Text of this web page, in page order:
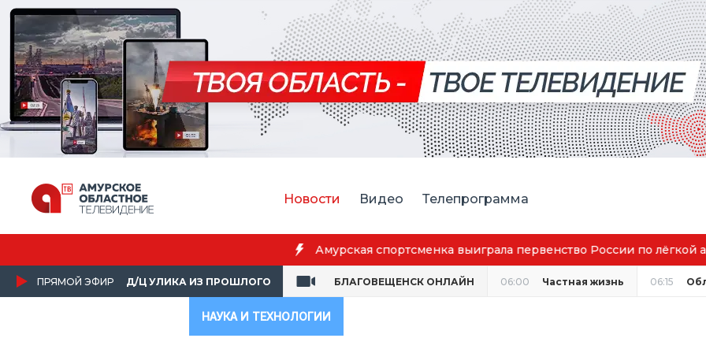
Новости Видео Телепрограмма
Благовещенск вошёл в число городов с наилучшим
ПРЯМОЙ ЭФИР Д/Ц УЛИКА ИЗ ПРОШЛОГО БЛАГОВЕЩЕНСК ОНЛАЙН 06:00 Частная жизнь 06:15
НАУКА И ТЕХНОЛОГИИ